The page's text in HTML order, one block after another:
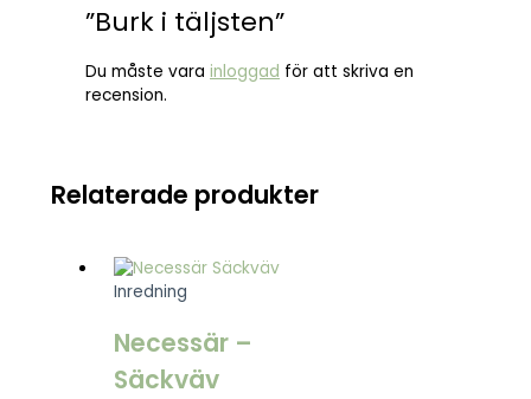
”Burk i täljsten”
Du måste vara inloggad för att skriva en
recension.
Relaterade produkter
Inredning
Necessär –
Säckväv